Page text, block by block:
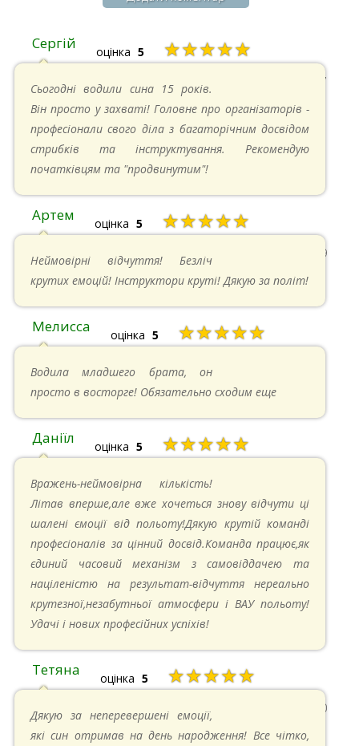
Сергій оцінка 5 ★★★★★
20.04.2025 в 17:07
Сьогодні водили сина 15 років.
Він просто у захваті! Головне про організаторів -
професіонали свого діла з багаторічним досвідом
стрибків та інструктування. Рекомендую
початківцям та "продвинутим"!
Артем оцінка 5 ★★★★★
22.06.2024 в 15:59
Неймовірні відчуття! Безліч
крутих емоцій! Інструктори круті! Дякую за політ!
Мелисса оцінка 5 ★★★★★
Водила младшего брата, он
просто в восторге! Обязательно сходим еще
Даніїл оцінка 5 ★★★★★
Вражень-неймовірна кількість!
Літав вперше,але вже хочеться знову відчути ці
шалені ємоції від польоту!Дякую крутій команді
професіоналів за цінний досвід.Команда працює,як
єдиний часовий механізм з самовіддачею та
націленістю на результат-відчуття нереально
крутезної,незабутньої атмосфери і ВАУ польоту!
Удачі і нових професійних успіхів!
Тетяна оцінка 5 ★★★★★
13.05.2024 в 11:30
Дякую за неперевершені емоції,
які син отримав на день народження! Все чітко,